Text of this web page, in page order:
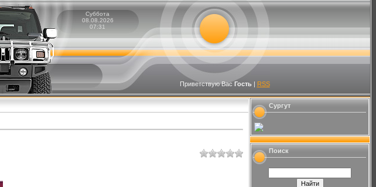
Суббота
08.08.2026
07:31
Приветствую Вас Гость| RSS
Сургут
Поиск